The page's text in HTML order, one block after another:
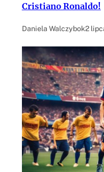
Cristiano Ronaldo!
Daniela Walczybok2